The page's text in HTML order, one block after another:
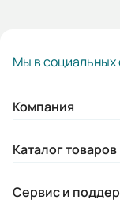
Мы в социальных
Компания
Каталог товаров
Сервис и